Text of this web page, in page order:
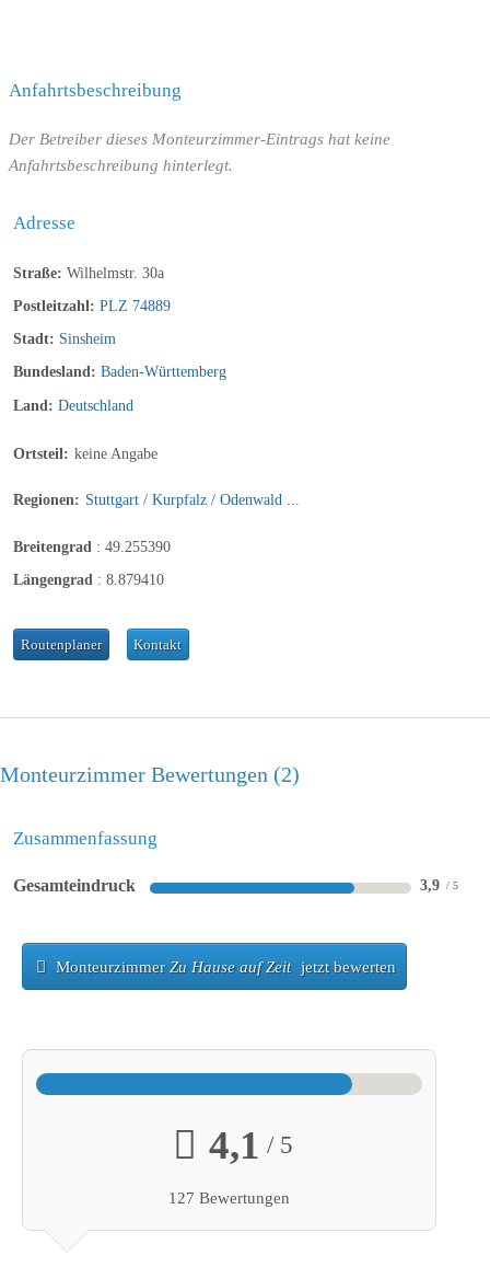
Anfahrtsbeschreibung
Der Betreiber dieses Monteurzimmer-Eintrags hat keine
Anfahrtsbeschreibung hinterlegt.
Adresse
Straße: Wilhelmstr. 30a
Postleitzahl: PLZ 74889
Stadt: Sinsheim
Bundesland: Baden-Württemberg
Land: Deutschland
Ortsteil: keine Angabe
Regionen: Stuttgart / Kurpfalz / Odenwald ...
Breitengrad : 49.255390
Längengrad : 8.879410
Routenplaner Kontakt
Monteurzimmer Bewertungen 2
Zusammenfassung
Gesamteindruck 3,9
MonteurzimmerZu Hause auf Zeit jetzt bewerten
4,1 / 5
127 Bewertungen